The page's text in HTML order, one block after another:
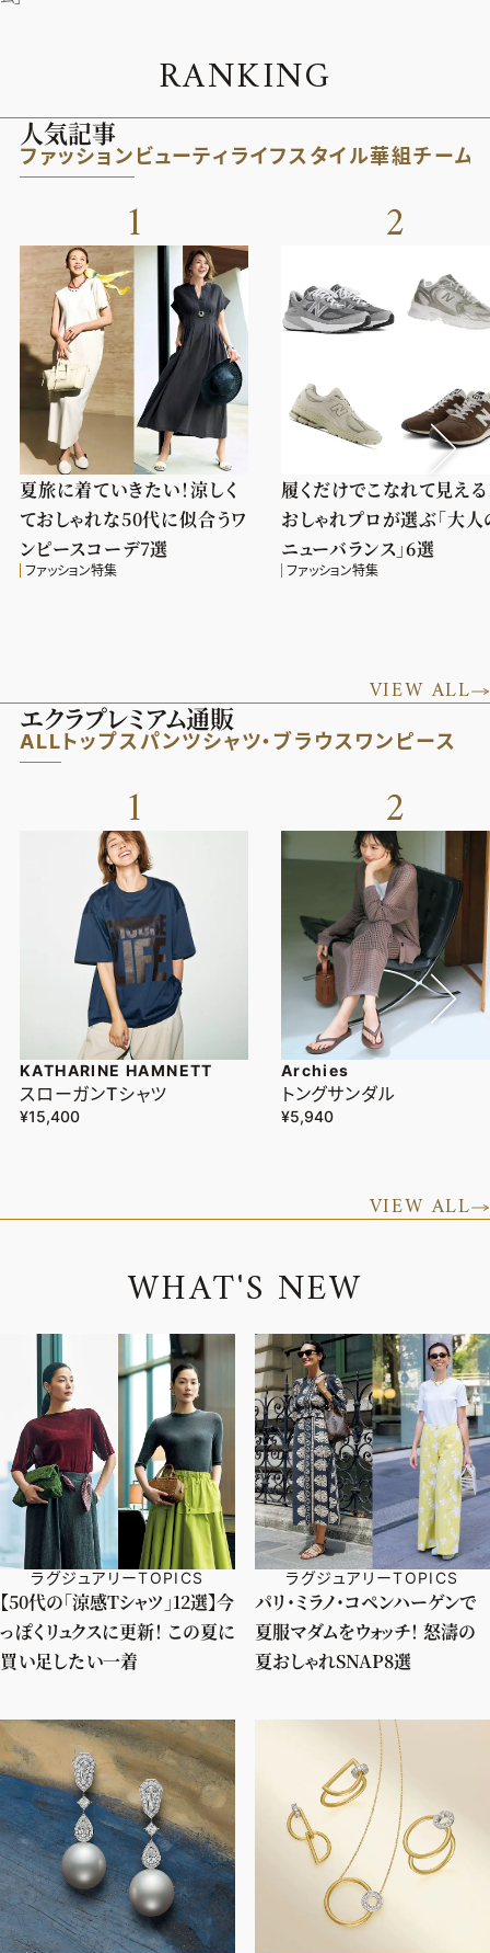
RANKING
人気記事
ファッション ビューティライフスタイル華組チーム
1
夏旅に着ていきたい！涼しく
ておしゃれな50代に似合うワ
ンピースコーデ7選
ファッション特集
2
履くだけでこなれて見える
おしゃれプロが選ぶ「大人
ニューバランス」6選
ファッション特集
VIEW ALL
エクラプレミアム通販
ALLトップスパンツシャツ・ブラウスワンピース
1
KATHARINE HAMNETT
スローガンTシャツ
¥15,400
2
Archies
トングサンダル
¥5,940
VIEW ALL
WHAT'S NEW
ラグジュアリーTOPICS
【50代の「涼感Tシャツ」12選】今
っぽくリュクスに更新！ この夏に
買い足したい一着
ラグジュアリーTOPICS
パリ・ミラノ・コペンハーゲンで
夏服マダムをウォッチ！ 怒濤の
夏おしゃれSNAP8選